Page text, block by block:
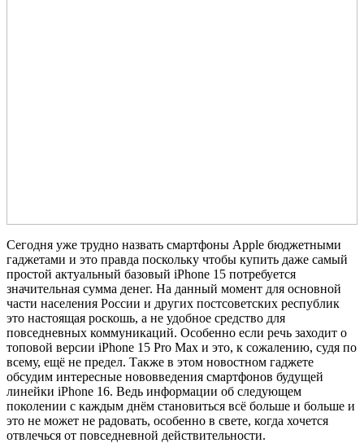
Сегодня уже трудно назвать смартфоны Apple бюджетными
гаджетами и это правда поскольку чтобы купить даже самый
простой актуальный базовый iPhone 15 потребуется
значительная сумма денег. На данный момент для основной
части населения России и других постсоветских республик
это настоящая роскошь, а не удобное средство для
повседневных коммуникаций. Особенно если речь заходит о
топовой версии iPhone 15 Pro Max и это, к сожалению, судя по
всему, ещё не предел. Также в этом новостном гаджете
обсудим интересные нововведения смартфонов будущей
линейки iPhone 16. Ведь информации об следующем
поколении с каждым днём становиться всё больше и больше и
это не может не радовать, особенно в свете, когда хочется
отвлечься от повседневной действительности.